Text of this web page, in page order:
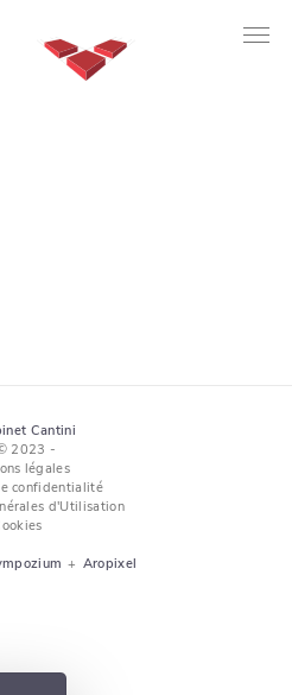
Cantini
2023 -
légales
confidentialité
d'Utilisation
+ Aropixel